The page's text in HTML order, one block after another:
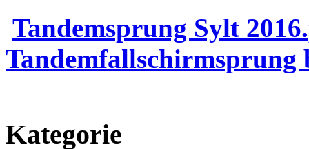
Tandemsprung Sylt
Tandemfallschirmsprung
Kategorie